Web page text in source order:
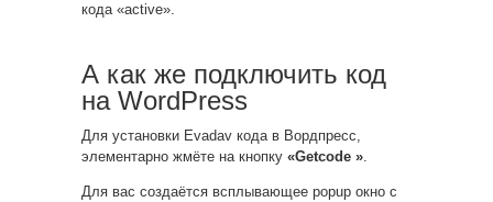
кода «active».
А как же подключить код
на WordPress
Для установки Evadav кода в Вордпресс,
элементарно жмёте на кнопку «Getcode ».
Для вас создаётся всплывающее popup окно с